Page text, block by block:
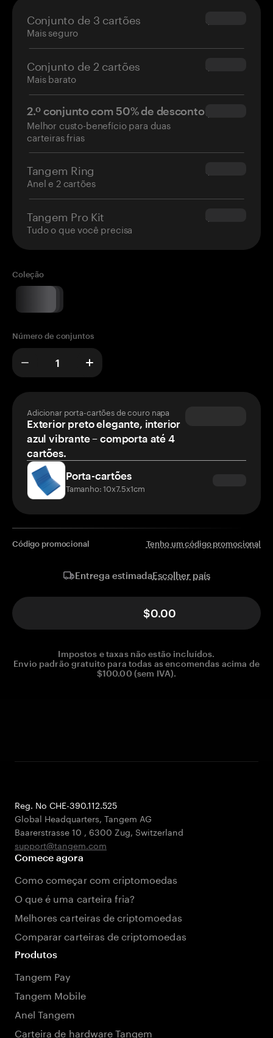
Conjunto de 3 cartões
Mais seguro
$69.90
Conjunto de 2 cartões
Mais barato
$54.90
2.º conjunto com 50% de desconto
Melhor custo-benefício para duas
carteiras frias
$34.95
Tangem Ring
Anel e 2 cartões
$160.00
Tangem Pro Kit
Tudo o que você precisa
$180.00
Coleção
Número de conjuntos
Adicionar porta-cartões de couro napa
Exterior preto elegante, interior
azul vibrante – comporta até 4
cartões.
Porta-cartões
Tamanho: 10x7.5x1cm
Código promocional Tenho um código promocional
Entrega estimadaEscolher país
$0.00
Impostos e taxas não estão incluídos.
Envio padrão gratuito para todas as encomendas acima de
$100.00 (sem IVA).
Reg. No CHE-390.112.525
Global Headquarters, Tangem AG
Baarerstrasse 10 , 6300 Zug, Switzerland
support@tangem.com
Comece agora
Como começar com criptomoedas
O que é uma carteira fria?
Melhores carteiras de criptomoedas
Comparar carteiras de criptomoedas
Produtos
Tangem Pay
Tangem Mobile
Anel Tangem
Carteira de hardware Tangem